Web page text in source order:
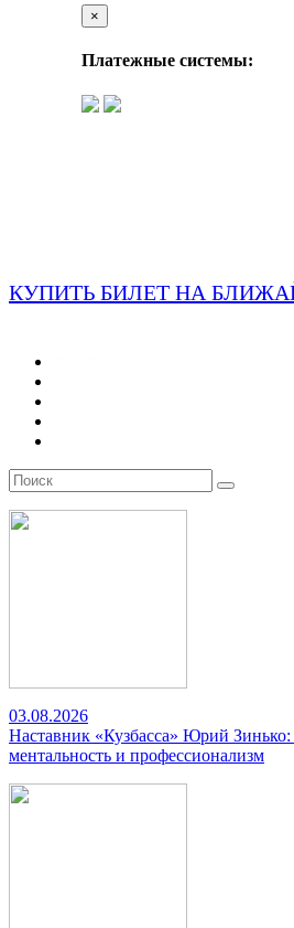
×
Платежные системы:
КУПИТЬ БИЛЕТ НА
03.08.2026
Наставник «Кузбасса» Юрий Зинько:
ментальность и профессионализм